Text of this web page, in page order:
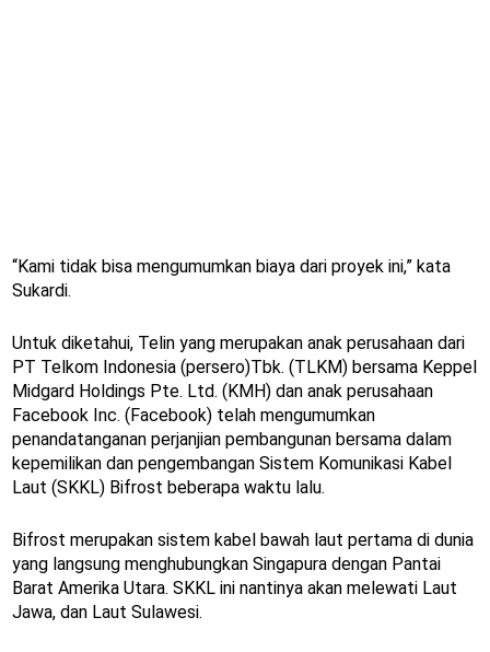
“Kami tidak bisa mengumumkan biaya dari proyek ini,” kata
Sukardi.
Untuk diketahui, Telin yang merupakan anak perusahaan dari
PT Telkom Indonesia (persero)Tbk. (TLKM) bersama Keppel
Midgard Holdings Pte. Ltd. (KMH) dan anak perusahaan
Facebook Inc. (Facebook) telah mengumumkan
penandatanganan perjanjian pembangunan bersama dalam
kepemilikan dan pengembangan Sistem Komunikasi Kabel
Laut (SKKL) Bifrost beberapa waktu lalu.
Bifrost merupakan sistem kabel bawah laut pertama di dunia
yang langsung menghubungkan Singapura dengan Pantai
Barat Amerika Utara. SKKL ini nantinya akan melewati Laut
Jawa, dan Laut Sulawesi.